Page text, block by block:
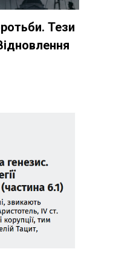
Тези